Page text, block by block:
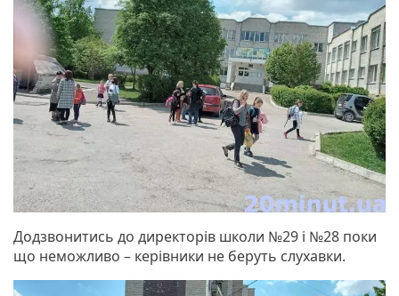
Додзвонитись до директорів школи №29 і №28 поки
що неможливо – керівники не беруть слухавки.